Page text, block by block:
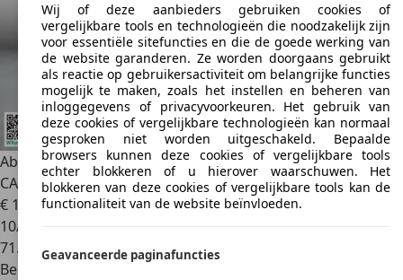
Abarth 595 Competizione1.4 T-Jet 70th Anniversary BEATS |
CARBON | BI-XEN
€ 19.950
10/2019
71.577 km
Benzine
Wij of deze aanbieders gebruiken cookies of
vergelijkbare tools en technologieën die noodzakelijk zijn
voor essentiële sitefuncties en die de goede werking van
de website garanderen. Ze worden doorgaans gebruikt
als reactie op gebruikersactiviteit om belangrijke functies
mogelijk te maken, zoals het instellen en beheren van
inloggegevens of privacyvoorkeuren. Het gebruik van
deze cookies of vergelijkbare technologieën kan normaal
gesproken niet worden uitgeschakeld. Bepaalde
browsers kunnen deze cookies of vergelijkbare tools
echter blokkeren of u hierover waarschuwen. Het
blokkeren van deze cookies of vergelijkbare tools kan de
functionaliteit van de website beïnvloeden.
Geavanceerde paginafuncties